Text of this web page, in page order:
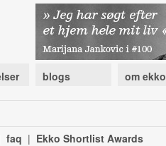
blogs om ekko
faq | Ekko Shortlist Awards